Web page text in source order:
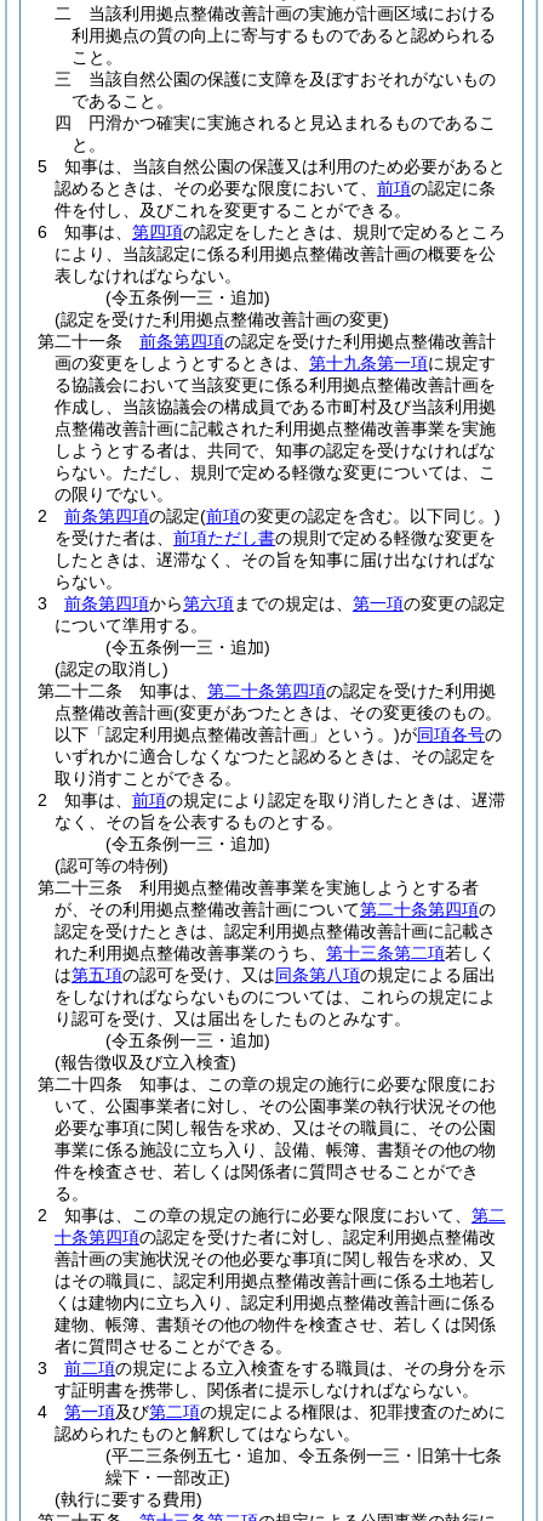
二
当該利用拠点整備改善計画の実施が計画区域における
利用拠点の質の向上に寄与するものであると認められる
こと。
三
当該自然公園の保護に支障を及ぼすおそれがないもの
であること。
四
円滑かつ確実に実施されると見込まれるものであるこ
と。
5
知事は、当該自然公園の保護又は利用のため必要があると
認めるときは、その必要な限度において、 前項の認定に条
件を付し、及びこれを変更することができる。
6
知事は、 第四項の認定をしたときは、規則で定めるところ
により、当該認定に係る利用拠点整備改善計画の概要を公
表しなければならない。
(令五条例一三・追加)
(認定を受けた利用拠点整備改善計画の変更)
第二十一条
前条第四項の認定を受けた利用拠点整備改善計
画の変更をしようとするときは、 第十九条第一項に規定す
る協議会において当該変更に係る利用拠点整備改善計画を
作成し、当該協議会の構成員である市町村及び当該利用拠
点整備改善計画に記載された利用拠点整備改善事業を実施
しようとする者は、共同で、知事の認定を受けなければな
らない。 ただし、規則で定める軽微な変更については、こ
の限りでない。
2
前条第四項の認定(前項の変更の認定を含む。以下同じ。)
を受けた者は、 前項ただし書の規則で定める軽微な変更を
したときは、遅滞なく、その旨を知事に届け出なければな
らない。
3
前条第四項から第六項までの規定は、 第一項の変更の認定
について準用する。
(令五条例一三・追加)
(認定の取消し)
第二十二条
知事は、 第二十条第四項の認定を受けた利用拠
点整備改善計画(変更があつたときは、その変更後のもの。
以下「認定利用拠点整備改善計画」という。)が同項各号の
いずれかに適合しなくなつたと認めるときは、その認定を
取り消すことができる。
2
知事は、 前項の規定により認定を取り消したときは、遅滞
なく、その旨を公表するものとする。
(令五条例一三・追加)
(認可等の特例)
第二十三条
利用拠点整備改善事業を実施しようとする者
が、その利用拠点整備改善計画について第二十条第四項の
認定を受けたときは、認定利用拠点整備改善計画に記載さ
れた利用拠点整備改善事業のうち、 第十三条第二項若しく
は第五項の認可を受け、又は同条第八項の規定による届出
をしなければならないものについては、これらの規定によ
り認可を受け、又は届出をしたものとみなす。
(令五条例一三・追加)
(報告徴収及び立入検査)
第二十四条
知事は、この章の規定の施行に必要な限度にお
いて、公園事業者に対し、その公園事業の執行状況その他
必要な事項に関し報告を求め、又はその職員に、その公園
事業に係る施設に立ち入り、設備、帳簿、書類その他の物
件を検査させ、若しくは関係者に質問させることができ
る。
2
知事は、この章の規定の施行に必要な限度において、 第二
十条第四項の認定を受けた者に対し、認定利用拠点整備改
善計画の実施状況その他必要な事項に関し報告を求め、又
はその職員に、認定利用拠点整備改善計画に係る土地若し
くは建物内に立ち入り、認定利用拠点整備改善計画に係る
建物、帳簿、書類その他の物件を検査させ、若しくは関係
者に質問させることができる。
3
前二項の規定による立入検査をする職員は、その身分を示
す証明書を携帯し、関係者に提示しなければならない。
4
第一項及び第二項の規定による権限は、犯罪捜査のために
認められたものと解釈してはならない。
(平二三条例五七・追加、令五条例一三・旧第十七条
繰下・一部改正)
(執行に要する費用)